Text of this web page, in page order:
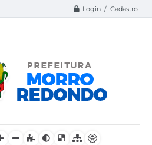
Login / Cadastro